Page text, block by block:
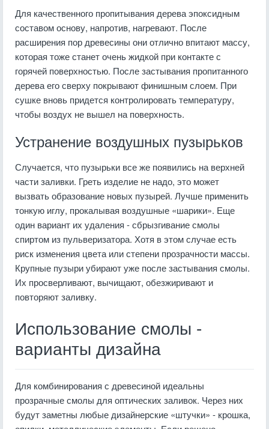
Для качественного пропитывания дерева эпоксидным
составом основу, напротив, нагревают. После
расширения пор древесины они отлично впитают массу,
которая тоже станет очень жидкой при контакте с
горячей поверхностью. После застывания пропитанного
дерева его сверху покрывают финишным слоем. При
сушке вновь придется контролировать температуру,
чтобы воздух не вышел на поверхность.
Устранение воздушных пузырьков
Случается, что пузырьки все же появились на верхней
части заливки. Греть изделие не надо, это может
вызвать образование новых пузырей. Лучше применить
тонкую иглу, прокалывая воздушные «шарики». Еще
один вариант их удаления - сбрызгивание смолы
спиртом из пульверизатора. Хотя в этом случае есть
риск изменения цвета или степени прозрачности массы.
Крупные пузыри убирают уже после застывания смолы.
Их просверливают, вычищают, обезжиривают и
повторяют заливку.
Использование смолы -
варианты дизайна
Для комбинирования с древесиной идеальны
прозрачные смолы для оптических заливок. Через них
будут заметны любые дизайнерские «штучки» - крошка,